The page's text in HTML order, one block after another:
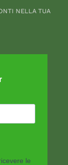
NELLA TUA
le